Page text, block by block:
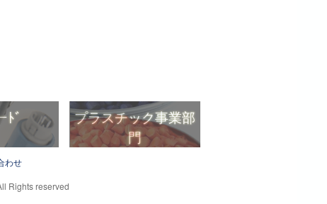
ﾄﾞ
ﾄﾞ
プラスチック事業部
門
わせ
Rights reserved